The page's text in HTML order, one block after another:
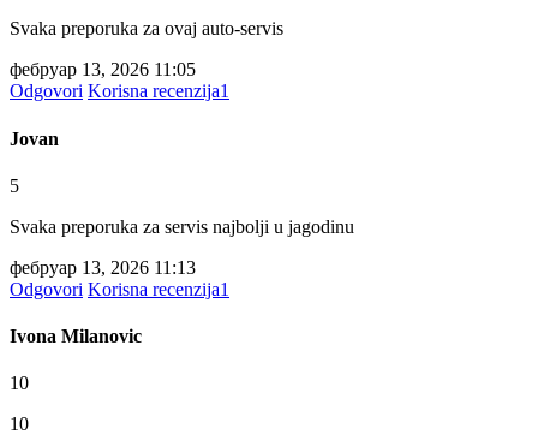
Svaka preporuka za ovaj auto-servis
фебруар 13, 2026 11:05
Odgovori Korisna recenzija1
Jovan
5
Svaka preporuka za servis najbolji u jagodinu
фебруар 13, 2026 11:13
Odgovori Korisna recenzija1
Ivona Milanovic
10
10